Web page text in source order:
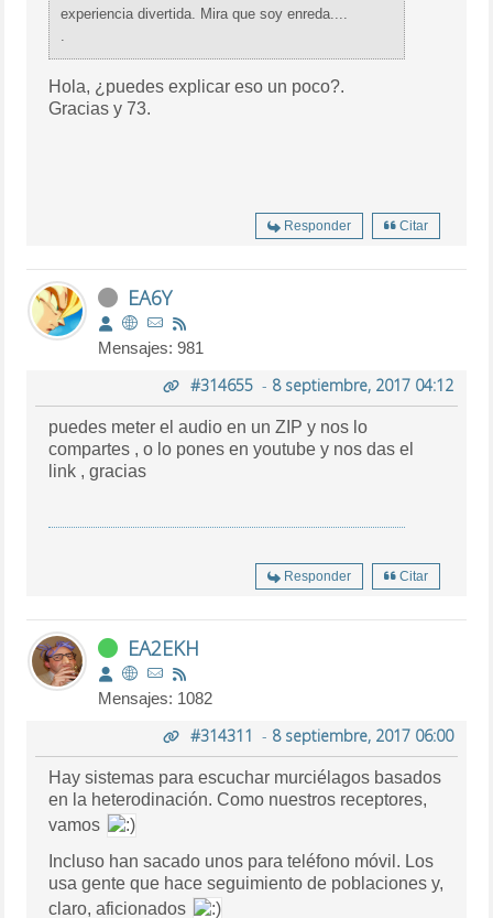
experiencia divertida. Mira que soy enreda....
Hola, ¿puedes explicar eso un poco?.
Gracias y 73.
Responder Citar
EA6Y
Mensajes: 981
#314655- 8 septiembre, 2017 04:12
puedes meter el audio en un ZIP y nos lo
compartes , o lo pones en youtube y nos das el
link , gracias
Responder Citar
EA2EKH
Mensajes: 1082
#314311 - 8 septiembre, 2017 06:00
Hay sistemas para escuchar murciélagos basados
en la heterodinación. Como nuestros receptores,
vamos
Incluso han sacado unos para teléfono móvil. Los
usa gente que hace seguimiento de poblaciones y,
claro, aficionados